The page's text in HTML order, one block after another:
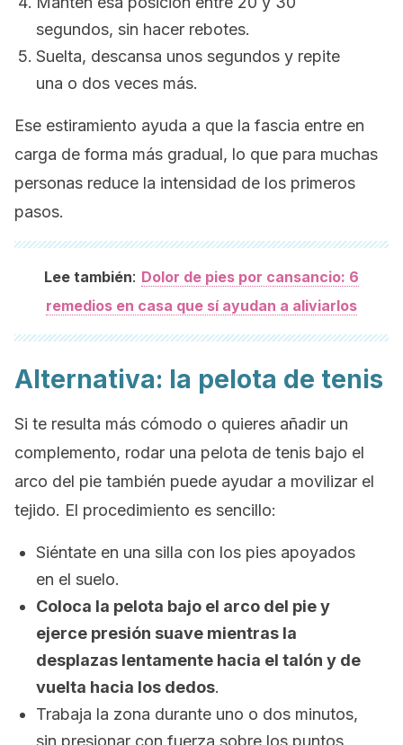
segundos, sin hacer rebotes.
Suelta, descansa unos segundos y repite
una o dos veces más.
Ese estiramiento ayuda a que la fascia entre en
carga de forma más gradual, lo que para muchas
personas reduce la intensidad de los primeros
pasos.
Lee también: Dolor de pies por cansancio: 6
remedios en casa que sí ayudan a aliviarlos
Alternativa: la pelota de tenis
Si te resulta más cómodo o quieres añadir un
complemento, rodar una pelota de tenis bajo el
arco del pie también puede ayudar a movilizar el
tejido. El procedimiento es sencillo:
Siéntate en una silla con los pies apoyados
en el suelo.
Coloca la pelota bajo el arco del pie y
ejerce presión suave mientras la
desplazas lentamente hacia el talón y de
vuelta hacia los dedos.
Trabaja la zona durante uno o dos minutos,
sin presionar con fuerza sobre los puntos